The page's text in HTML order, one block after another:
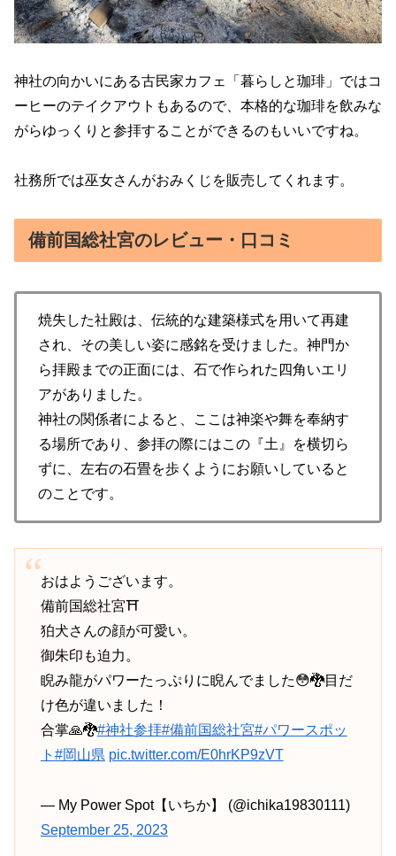
神社の向かいにある古民家カフェ「暮らしと珈琲」ではコ
ーヒーのテイクアウトもあるので、本格的な珈琲を飲みな
がらゆっくりと参拝することができるのもいいですね。
社務所では巫女さんがおみくじを販売してくれます。
備前国総社宮のレビュー・口コミ
焼失した社殿は、伝統的な建築様式を用いて再建
され、その美しい姿に感銘を受けました。神門か
ら拝殿までの正面には、石で作られた四角いエリ
アがありました。
神社の関係者によると、ここは神楽や舞を奉納す
る場所であり、参拝の際にはこの『土』を横切ら
ずに、左右の石畳を歩くようにお願いしていると
のことです。
おはようございます。
備前国総社宮⛩️
狛犬さんの顔が可愛い。
御朱印も迫力。
睨み龍がパワーたっぷりに睨んでました😳🐉目だ
け色が違いました！
合掌🙏🐉#神社参拝#備前国総社宮#パワースポッ
ト #岡山県 pic.twitter.com/E0hrKP9zVT
— My Power Spot【いちか】 (@ichika19830111)
September 25, 2023